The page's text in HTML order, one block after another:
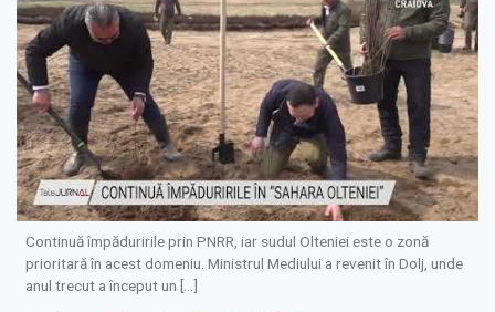
Continuă împăduririle prin PNRR, iar sudul Olteniei este o zonă
prioritară în acest domeniu. Ministrul Mediului a revenit în Dolj, unde
anul trecut a început un […]